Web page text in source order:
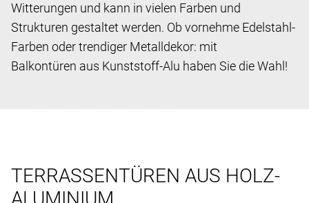
Witterungen und kann in vielen Farben und
Strukturen gestaltet werden. Ob vornehme Edelstahl-
Farben oder trendiger Metalldekor: mit
Balkontüren aus Kunststoff-Alu haben Sie die Wahl!
TERRASSENTÜREN AUS HOLZ-